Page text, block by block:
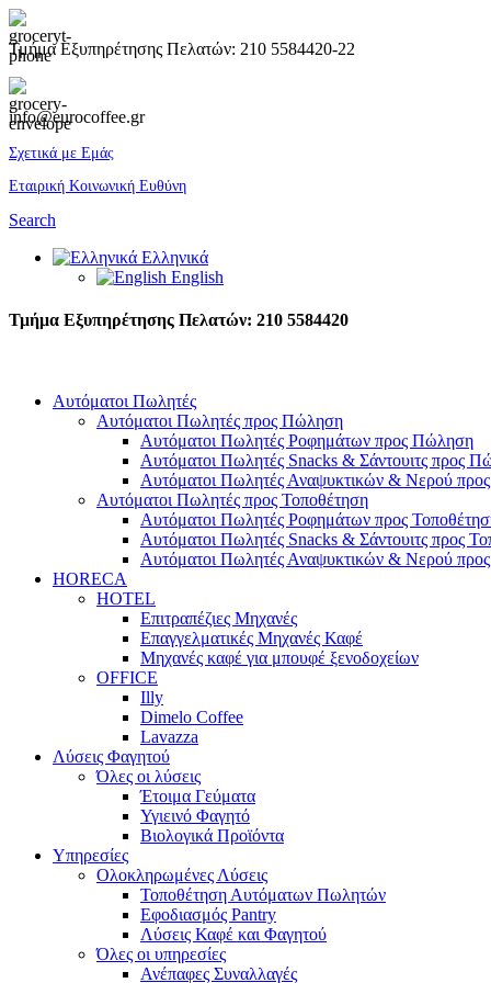
Τμήμα Εξυπηρέτησης Πελατών: 210 5584420-22
info@eurocoffee.gr
Σχετικά με Εμάς
Εταιρική Κοινωνική Ευθύνη
Search
Ελληνικά
English
Τμήμα Εξυπηρέτησης Πελατών: 210 5584420
Αυτόματοι Πωλητές
Αυτόματοι Πωλητές προς Πώληση
Αυτόματοι Πωλητές Ροφημάτων προς Πώληση
Αυτόματοι Πωλητές Snacks & Σάντουιτς προς
Αυτόματοι Πωλητές Αναψυκτικών & Νερού
Αυτόματοι Πωλητές προς Τοποθέτηση
Αυτόματοι Πωλητές Ροφημάτων προς
Αυτόματοι Πωλητές Snacks & Σάντουιτς προς
Αυτόματοι Πωλητές Αναψυκτικών & Νερού
HORECA
HOTEL
Επιτραπέζιες Μηχανές
Επαγγελματικές Μηχανές Καφέ
Μηχανές καφέ για μπουφέ ξενοδοχείων
OFFICE
Illy
Dimelo Coffee
Lavazza
Λύσεις Φαγητού
Όλες οι λύσεις
Έτοιμα Γεύματα
Υγιεινό Φαγητό
Βιολογικά Προϊόντα
Υπηρεσίες
Ολοκληρωμένες Λύσεις
Τοποθέτηση Αυτόματων Πωλητών
Εφοδιασμός Pantry
Λύσεις Καφέ και Φαγητού
Όλες οι υπηρεσίες
Ανέπαφες Συναλλαγές